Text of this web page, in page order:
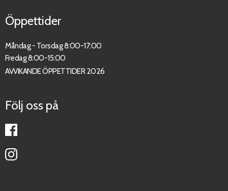
Öppettider
Måndag - Torsdag 8:00-17:00
Fredag 8:00-15:00
AVVIKANDE ÖPPETTIDER 2026
Följ oss på